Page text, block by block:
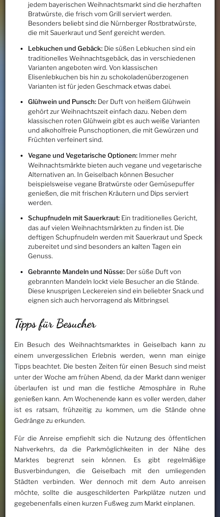
jedem bayerischen Weihnachtsmarkt sind die herzhaften
Bratwürste, die frisch vom Grill serviert werden.
Besonders beliebt sind die Nürnberger Rostbratwürste,
die mit Sauerkraut und Senf gereicht werden.
Lebkuchen und Gebäck:Die süßen Lebkuchen sind ein
traditionelles Weihnachtsgebäck, das in verschiedenen
Varianten angeboten wird. Von klassischen
Elisenlebkuchen bis hin zu schokoladenüberzogenen
Varianten ist für jeden Geschmack etwas dabei.
Glühwein und Punsch:Der Duft von heißem Glühwein
gehört zur Weihnachtszeit einfach dazu. Neben dem
klassischen roten Glühwein gibt es auch weiße Varianten
und alkoholfreie Punschoptionen, die mit Gewürzen und
Früchten verfeinert sind.
Vegane und Vegetarische Optionen:Immer mehr
Weihnachtsmärkte bieten auch vegane und vegetarische
Alternativen an. In Geiselbach können Besucher
beispielsweise vegane Bratwürste oder Gemüsepuffer
genießen, die mit frischen Kräutern und Dips serviert
werden.
Schupfnudeln mit Sauerkraut:Ein traditionelles Gericht,
das auf vielen Weihnachtsmärkten zu finden ist. Die
deftigen Schupfnudeln werden mit Sauerkraut und Speck
zubereitet und sind besonders an kalten Tagen ein
Genuss.
Gebrannte Mandeln und Nüsse:Der süße Duft von
gebrannten Mandeln lockt viele Besucher an die Stände.
Diese knusprigen Leckereien sind ein beliebter Snack und
eignen sich auch hervorragend als Mitbringsel.
Tipps für Besucher
Ein Besuch des Weihnachtsmarktes in Geiselbach kann zu
einem unvergesslichen Erlebnis werden, wenn man einige
Tipps beachtet. Die besten Zeiten für einen Besuch sind meist
unter der Woche am frühen Abend, da der Markt dann weniger
überlaufen ist und man die festliche Atmosphäre in Ruhe
genießen kann. Am Wochenende kann es voller werden, daher
ist es ratsam, frühzeitig zu kommen, um die Stände ohne
Gedränge zu erkunden.
Für die Anreise empfiehlt sich die Nutzung des öffentlichen
Nahverkehrs, da die Parkmöglichkeiten in der Nähe des
Marktes begrenzt sein können. Es gibt regelmäßige
Busverbindungen, die Geiselbach mit den umliegenden
Städten verbinden. Wer dennoch mit dem Auto anreisen
möchte, sollte die ausgeschilderten Parkplätze nutzen und
gegebenenfalls einen kurzen Fußweg zum Markt einplanen.